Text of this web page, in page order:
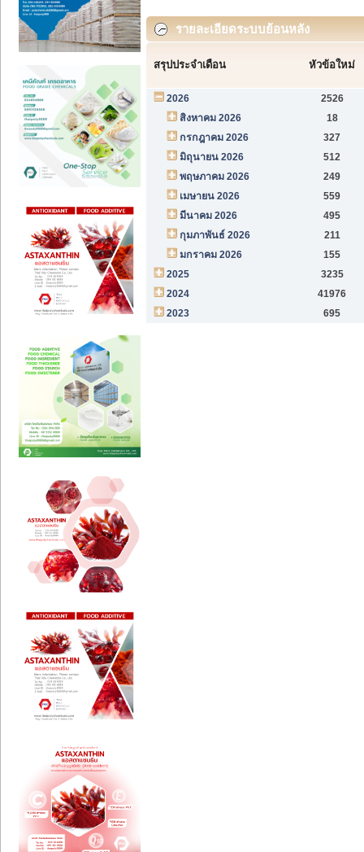
รายละเอียดระบบย้อนหลัง
สรุปประจำเดือน หัวข้อใหม่
2026
2526
สิงหาคม 2026
18
กรกฎาคม 2026
327
มิถุนายน 2026
512
พฤษภาคม 2026
249
เมษายน 2026
559
มีนาคม 2026
495
กุมภาพันธ์ 2026
211
มกราคม 2026
155
2025
3235
2024
41976
2023
695